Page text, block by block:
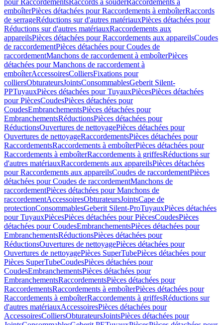
pour RaccordementsRaccords à souderRaccordements à
emboîterPièces détachées pour Raccordements à emboîterRaccords
de serrageRéductions sur d'autres matériauxPièces détachées pour
Réductions sur d'autres matériauxRaccordements aux
appareilsPièces détachées pour Raccordements aux appareilsCoudes
de raccordementPièces détachées pour Coudes de
raccordementManchons de raccordement à emboîterPièces
détachées pour Manchons de raccordement à
emboîterAccessoiresColliersFixations pour
colliersObturateursJointsConsommablesGeberit Silent-
PPTuyauxPièces détachées pour TuyauxPiècesPièces détachées
pour PiècesCoudesPièces détachées pour
CoudesEmbranchementsPièces détachées pour
EmbranchementsRéductionsPièces détachées pour
RéductionsOuvertures de nettoyagePièces détachées pour
Ouvertures de nettoyageRaccordementsPièces détachées pour
RaccordementsRaccordements à emboîterPièces détachées pour
Raccordements à emboîterRaccordements à griffesRéductions sur
d'autres matériauxRaccordements aux appareilsPièces détachées
pour Raccordements aux appareilsCoudes de raccordementPièces
détachées pour Coudes de raccordementManchons de
raccordementPièces détachées pour Manchons de
raccordementAccessoiresObturateursJointsCape de
protectionConsommablesGeberit Silent-ProTuyauxPièces détachées
pour TuyauxPiècesPièces détachées pour PiècesCoudesPièces
détachées pour CoudesEmbranchementsPièces détachées pour
EmbranchementsRéductionsPièces détachées pour
RéductionsOuvertures de nettoyagePièces détachées pour
Ouvertures de nettoyagePièces SuperTubePièces détachées pour
Pièces SuperTubeCoudesPièces détachées pour
CoudesEmbranchementsPièces détachées pour
EmbranchementsRaccordementsPièces détachées pour
RaccordementsRaccordements à emboîterPièces détachées pour
Raccordements à emboîterRaccordements à griffesRéductions sur
d'autres matériauxAccessoiresPièces détachées pour
AccessoiresColliersObturateursJointsPièces détachées pour